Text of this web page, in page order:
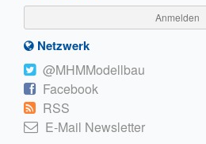
Anmelden
Netzwerk
@MHMModellbau
Facebook
RSS
E-Mail Newsletter